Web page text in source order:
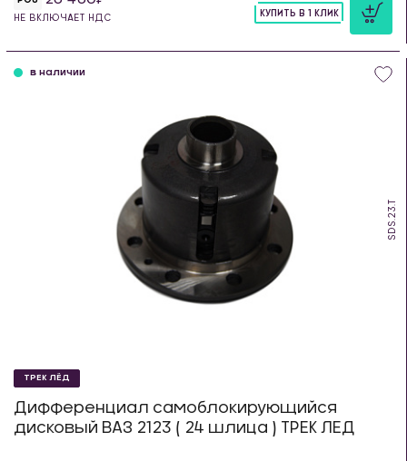
НЕ ВКЛЮЧАЕТ НДС
КУПИТЬ В 1 КЛИК
SDS.23.T
в наличии
ТРЕК ЛЁД
Дифференциал самоблокирующийся
дисковый ВАЗ 2123 ( 24 шлица ) ТРЕК ЛЕД